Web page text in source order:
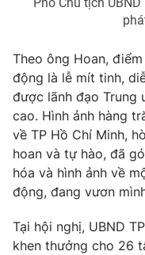
Theo ông Hoan,
động là lễ mít tinh,
được lãnh đạo Trung
cao. Hình ảnh hàng
về TP Hồ Chí Minh,
hoan và tự hào, đã
hóa và hình ảnh về
động, đang vươn
Tại hội nghị, UBND
khen thưởng cho 26